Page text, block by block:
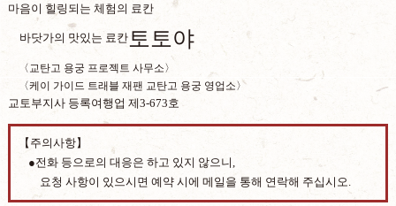
마음이 힐링되는 체험의 료칸
바닷가의 맛있는 료칸토토야
〈교탄고 용궁 프로젝트 사무소〉
〈케이 가이드 트래블 재팬 교탄고 용궁 영업소〉
교토부지사 등록여행업 제3-673호
【주의사항】
●전화 등으로의 대응은 하고 있지 않으니,
요청 사항이 있으시면 예약 시에 메일을 통해 연락해 주십시오.